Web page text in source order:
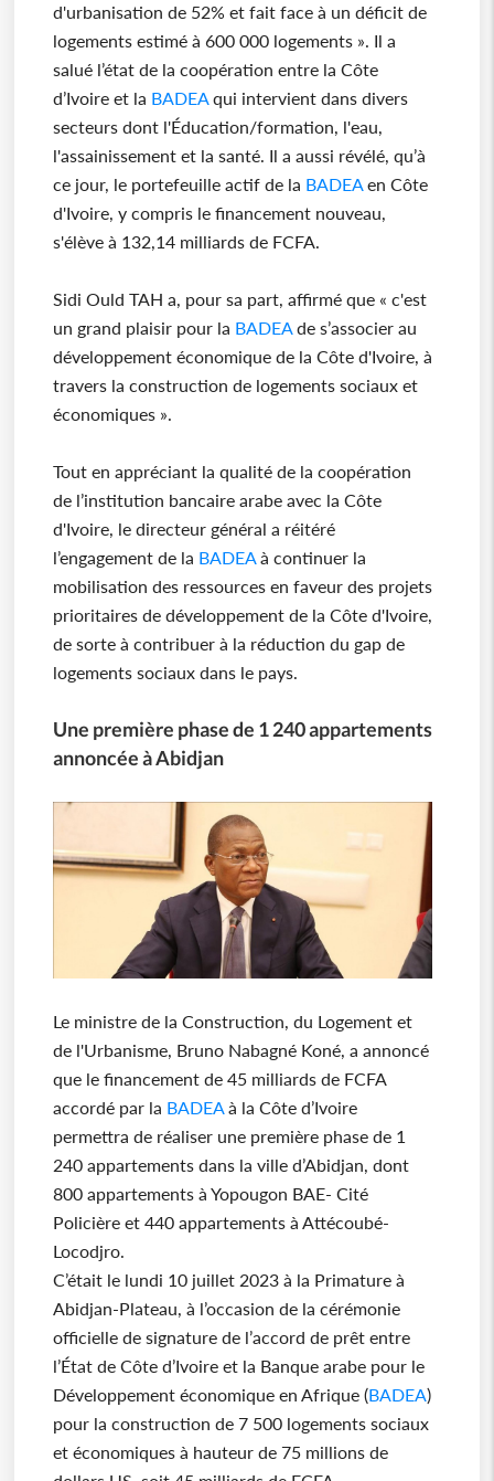
d'urbanisation de 52% et fait face à un déficit de
logements estimé à 600 000 logements ». Il a
salué l’état de la coopération entre la Côte
d’Ivoire et la BADEAqui intervient dans divers
secteurs dont l'Éducation/formation, l'eau,
l'assainissement et la santé. Il a aussi révélé, qu’à
ce jour, le portefeuille actif de la BADEAen Côte
d'Ivoire, y compris le financement nouveau,
s'élève à 132,14 milliards de FCFA.
Sidi Ould TAH a, pour sa part, affirmé que « c'est
un grand plaisir pour la BADEAde s’associer au
développement économique de la Côte d'Ivoire, à
travers la construction de logements sociaux et
économiques ».
Tout en appréciant la qualité de la coopération
de l’institution bancaire arabe avec la Côte
d'Ivoire, le directeur général a réitéré
l’engagement de la BADEAà continuer la
mobilisation des ressources en faveur des projets
prioritaires de développement de la Côte d'Ivoire,
de sorte à contribuer à la réduction du gap de
logements sociaux dans le pays.
Une première phase de 1 240 appartements
annoncée à Abidjan
Le ministre de la Construction, du Logement et
de l'Urbanisme, Bruno Nabagné Koné, a annoncé
que le financement de 45 milliards de FCFA
accordé par la BADEAà la Côte d’Ivoire
permettra de réaliser une première phase de 1
240 appartements dans la ville d’Abidjan, dont
800 appartements à Yopougon BAE- Cité
Policière et 440 appartements à Attécoubé-
Locodjro.
C’était le lundi 10 juillet 2023 à la Primature à
Abidjan-Plateau, à l’occasion de la cérémonie
officielle de signature de l’accord de prêt entre
l’État de Côte d’Ivoire et la Banque arabe pour le
Développement économique en Afrique (BADEA)
pour la construction de 7 500 logements sociaux
et économiques à hauteur de 75 millions de